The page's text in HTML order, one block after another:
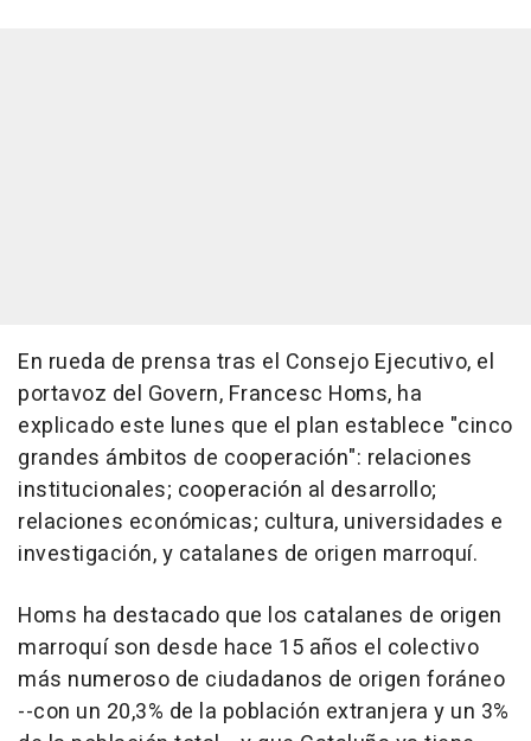
En rueda de prensa tras el Consejo Ejecutivo, el
portavoz del Govern, Francesc Homs, ha
explicado este lunes que el plan establece "cinco
grandes ámbitos de cooperación": relaciones
institucionales; cooperación al desarrollo;
relaciones económicas; cultura, universidades e
investigación, y catalanes de origen marroquí.
Homs ha destacado que los catalanes de origen
marroquí son desde hace 15 años el colectivo
más numeroso de ciudadanos de origen foráneo
--con un 20,3% de la población extranjera y un 3%